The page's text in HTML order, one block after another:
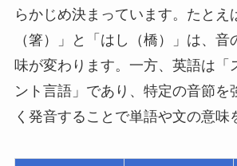
らかじめ決まっています。たとえ
（箸）」と「はし（橋）」は、
味が変わります。一方、英語は「
ント言語」であり、特定の音節を
く発音することで単語や文の意味